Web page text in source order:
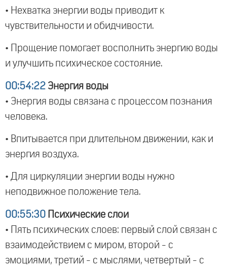
• Нехватка энергии воды приводит к
чувствительности и обидчивости.
• Прощение помогает восполнить энергию воды
и улучшить психическое состояние.
00:54:22 Энергия воды
• Энергия воды связана с процессом познания
человека.
• Впитывается при длительном движении, как и
энергия воздуха.
• Для циркуляции энергии воды нужно
неподвижное положение тела.
00:55:30 Психические слои
• Пять психических слоев: первый слой связан с
взаимодействием с миром, второй - с
эмоциями, третий - с мыслями, четвертый - с